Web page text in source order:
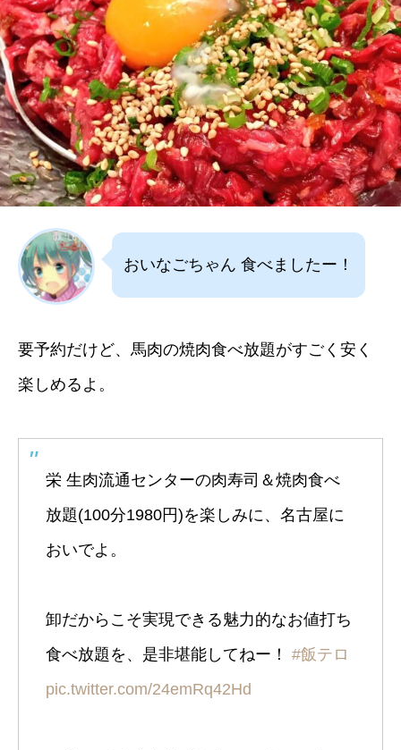
おいなごちゃん 食べましたー！
要予約だけど、馬肉の焼肉食べ放題がすごく安く
楽しめるよ。
栄 生肉流通センターの肉寿司＆焼肉食べ
放題(100分1980円)を楽しみに、名古屋に
おいでよ。
卸だからこそ実現できる魅力的なお値打ち
食べ放題を、是非堪能してねー！ #飯テロ
pic.twitter.com/24emRq42Hd